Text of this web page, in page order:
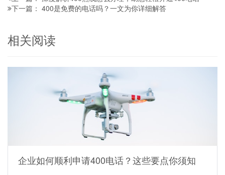
下一篇： 400是免费的电话吗？一文为你详细解答
相关阅读
企业如何顺利申请400电话？这些要点你须知